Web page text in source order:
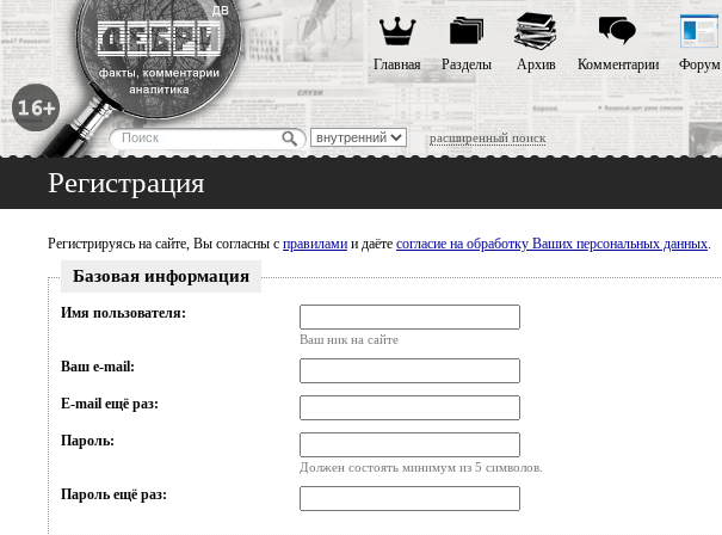
расширенный поиск
Главная Разделы Архив Комментарии Форум
Регистрация
Регистрируясь на сайте, Вы согласны с правилами и даёте согласие на обработку Ваших персональных данных.
Базовая информация
Имя пользователя:
Ваш ник на сайте
Ваш e-mail:
E-mail ещё раз:
Пароль:
Должен состоять минимум из 5 символов.
Пароль ещё раз: